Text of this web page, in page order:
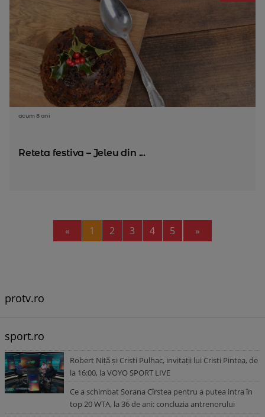
acum 8 ani
Reteta festiva – Jeleu din ...
« Previous
1 2 3 4 5 »
protv.ro
sport.ro
Robert Niță și Cristi Pulhac, invitații lui Cristi Pintea, de
la 16:00, la VOYO SPORT LIVE
Ce a schimbat Sorana Cîrstea pentru a putea intra în
top 20 WTA, la 36 de ani: concluzia antrenorului